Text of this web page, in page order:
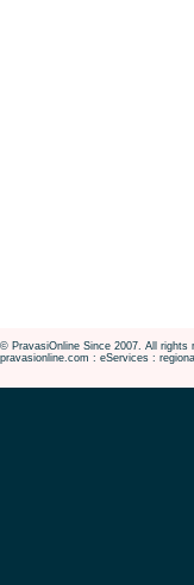
© PravasiOnline Since 2007. All rights
pravasionline.com : eServices :